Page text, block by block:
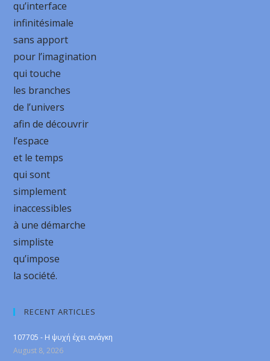
qu’interface
infinitésimale
sans apport
pour l’imagination
qui touche
les branches
de l’univers
afin de découvrir
l’espace
et le temps
qui sont
simplement
inaccessibles
à une démarche
simpliste
qu’impose
la société.
RECENT ARTICLES
107705 - Η ψυχή έχει ανάγκη
August 8, 2026